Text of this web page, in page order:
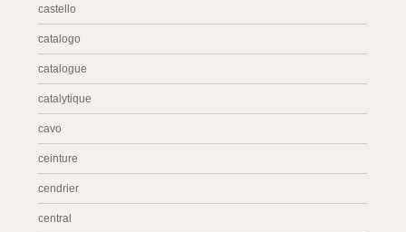
castello
catalogo
catalogue
catalytique
cavo
ceinture
cendrier
central